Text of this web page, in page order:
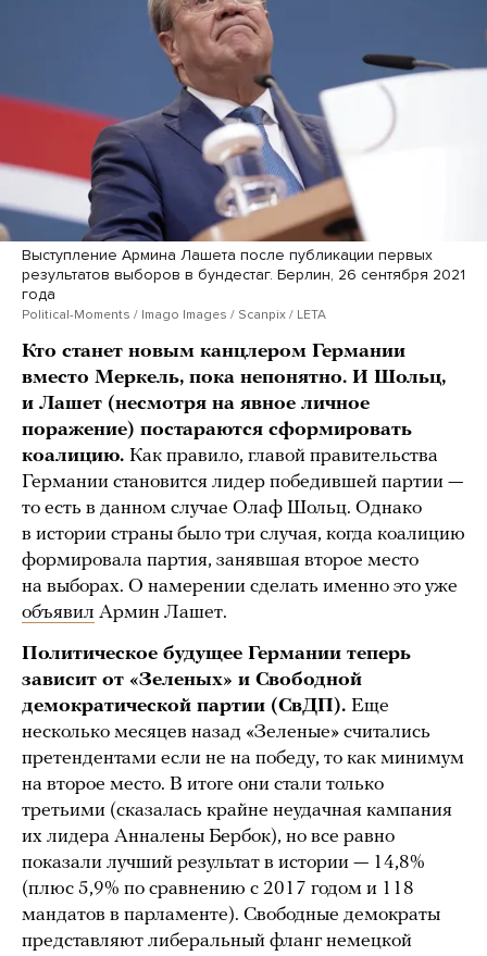
Выступление Армина Лашета после публикации первых
результатов выборов в бундестаг. Берлин, 26 сентября 2021
года
Political-Moments / Imago Images / Scanpix / LETA
Кто станет новым канцлером Германии
вместо Меркель, пока непонятно. И Шольц,
и Лашет (несмотря на явное личное
поражение) постараются сформировать
коалицию. Как правило, главой правительства
Германии становится лидер победившей партии —
то есть в данном случае Олаф Шольц. Однако
в истории страны было три случая, когда коалицию
формировала партия, занявшая второе место
на выборах. О намерении сделать именно это уже
объявил Армин Лашет.
Политическое будущее Германии теперь
зависит от «Зеленых» и Свободной
демократической партии (СвДП). Еще
несколько месяцев назад «Зеленые» считались
претендентами если не на победу, то как минимум
на второе место. В итоге они стали только
третьими (сказалась крайне неудачная кампания
их лидера Анналены Бербок), но все равно
показали лучший результат в истории — 14,8%
(плюс 5,9% по сравнению с 2017 годом и 118
мандатов в парламенте). Свободные демократы
представляют либеральный фланг немецкой